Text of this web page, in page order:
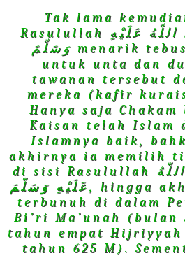
Tak lama
Rasulullah صَلّى اللّهُ عَلَيْهِ
وَسَلّمَ menarik tebusan
untuk unta dan
tawanan tersebut
mereka (kafir
Hanya saja Chakam
Kaisan telah Islam
Islamnya baik,
akhirnya ia memilih
di sisi Rasulullah صَلّى اللّهُ
عَلَيْهِ وَسَلّمَ, hingga akhirnya
terbunuh di dalam
Bi’ri Ma’unah (bulan
tahun empat
tahun 625 M).